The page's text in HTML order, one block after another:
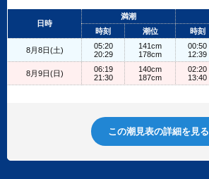
+
日時
満潮
時刻
潮位 時刻
8月8日(土)
05:20
20:29
141cm
178cm
00:50
12:39
8月9日(日)
06:19
21:30
140cm
187cm
02:20
13:40
この潮見表の詳細を見る